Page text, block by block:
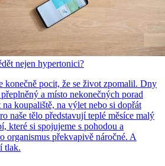
nejen hypertonici?
konečně pocit, že se život zpomalil. Dny
a místo nekonečných porad
koupaliště, na výlet nebo si dopřát
naše tělo představují teplé měsíce malý
které si spojujeme s pohodou a
organismus překvapivě náročné. A
tlak.